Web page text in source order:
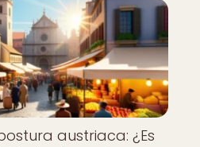
austriaca: ¿Es